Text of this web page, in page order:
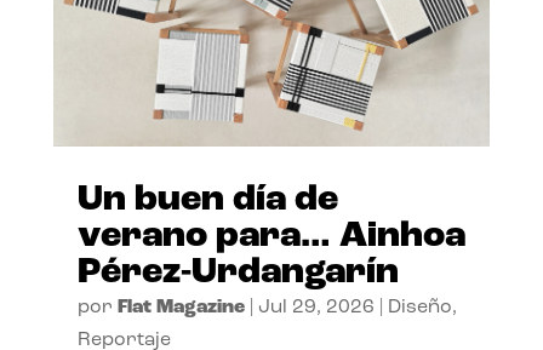
Un buen día de
verano para… Ainhoa
Pérez-Urdangarín
por Flat Magazine| Jul 29, 2026 Diseño,
Reportaje